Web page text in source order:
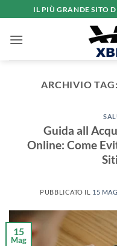
ai
contenuti
IL PIÙ GRANDE SITO
ARCHIVIO
Guida all
Online: Come
PUBBLICATO IL 15
15
Mag